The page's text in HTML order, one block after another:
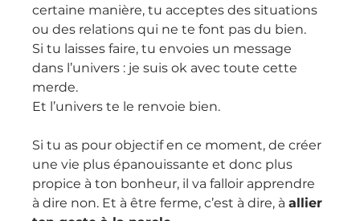
certaine manière, tu acceptes des situations
ou des relations qui ne te font pas du bien.
Si tu laisses faire, tu envoies un message
dans l’univers : je suis ok avec toute cette
merde.
Et l’univers te le renvoie bien.
Si tu as pour objectif en ce moment, de créer
une vie plus épanouissante et donc plus
propice à ton bonheur, il va falloir apprendre
à dire non. Et à être ferme, c’est à dire, à allier